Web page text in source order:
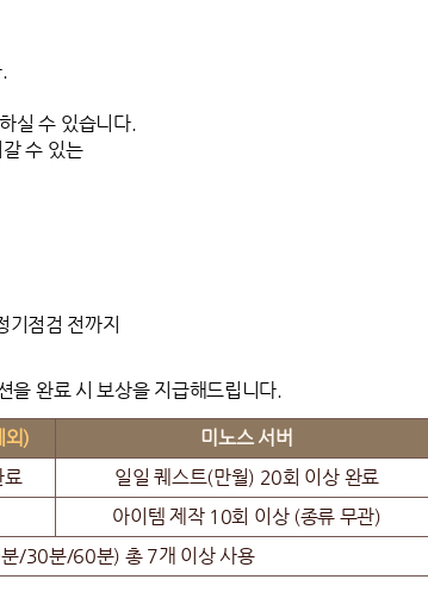
실 수 있습니다.
수 있는
점검 전까지
을 완료 시 보상을 지급해드립니다.
외)
미노스 서버
료
일일 퀘스트(만월) 20회 이상 완료
아이템 제작 10회 이상 (종류 무관)
/30분/60분) 총 7개 이상 사용